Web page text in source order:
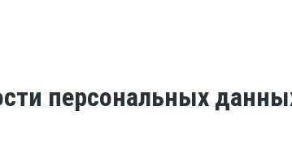
персональных